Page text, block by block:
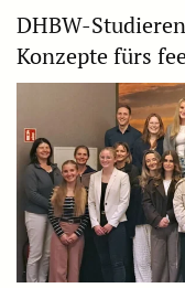
DHBW-
Konzepte fürs